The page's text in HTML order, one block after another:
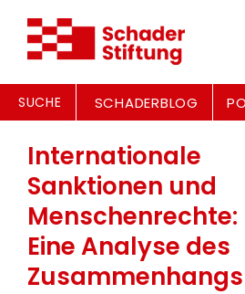
SUCHE SCHADERBLOG
Internationale
Sanktionen und
Menschenrechte:
Eine Analyse des
Zusammenhangs